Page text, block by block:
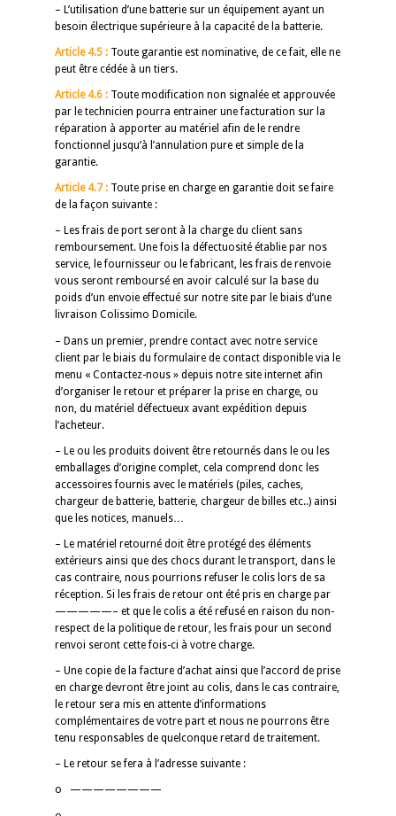
– L’utilisation d’une batterie sur un équipement ayant un
besoin électrique supérieure à la capacité de la batterie.
Article 4.5 : Toute garantie est nominative, de ce fait, elle ne
peut être cédée à un tiers.
Article 4.6 : Toute modification non signalée et approuvée
par le technicien pourra entrainer une facturation sur la
réparation à apporter au matériel afin de le rendre
fonctionnel jusqu’à l’annulation pure et simple de la
garantie.
Article 4.7 : Toute prise en charge en garantie doit se faire
de la façon suivante :
– Les frais de port seront à la charge du client sans
remboursement. Une fois la défectuosité établie par nos
service, le fournisseur ou le fabricant, les frais de renvoie
vous seront remboursé en avoir calculé sur la base du
poids d’un envoie effectué sur notre site par le biais d’une
livraison Colissimo Domicile.
– Dans un premier, prendre contact avec notre service
client par le biais du formulaire de contact disponible via le
menu « Contactez-nous » depuis notre site internet afin
d’organiser le retour et préparer la prise en charge, ou
non, du matériel défectueux avant expédition depuis
l’acheteur.
– Le ou les produits doivent être retournés dans le ou les
emballages d’origine complet, cela comprend donc les
accessoires fournis avec le matériels (piles, caches,
chargeur de batterie, batterie, chargeur de billes etc..) ainsi
que les notices, manuels…
– Le matériel retourné doit être protégé des éléments
extérieurs ainsi que des chocs durant le transport, dans le
cas contraire, nous pourrions refuser le colis lors de sa
réception. Si les frais de retour ont été pris en charge par
—————– et que le colis a été refusé en raison du non-
respect de la politique de retour, les frais pour un second
renvoi seront cette fois-ci à votre charge.
– Une copie de la facture d’achat ainsi que l’accord de prise
en charge devront être joint au colis, dans le cas contraire,
le retour sera mis en attente d’informations
complémentaires de votre part et nous ne pourrons être
tenu responsables de quelconque retard de traitement.
– Le retour se fera à l’adresse suivante :
o ————————